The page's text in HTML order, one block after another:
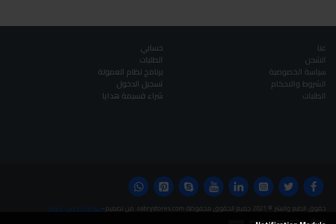
عنا
الشحن
سياسة الخصوصية
الشروط والاحكام
الطلبات
حسابي
الطلبات
برنامج نظام العمولة
تسجيل الدخول
شراء قسيمة هدايا
حقوق الطبع والنشر © 2021 جميع الحقوق محفوظة sabrystores.com. من تصميم- مكانك دوت كوم